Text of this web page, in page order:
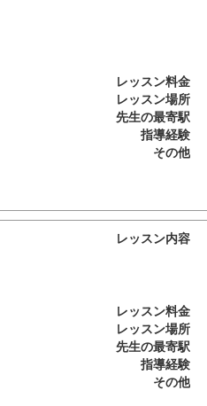
レッスン料金
レッスン場所
先生の最寄駅
指導経験
その他
レッスン内容
レッスン料金
レッスン場所
先生の最寄駅
指導経験
その他